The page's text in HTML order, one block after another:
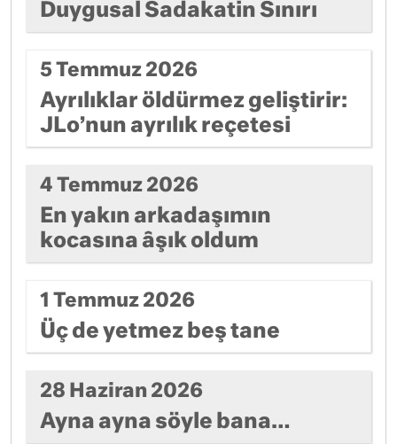
Duygusal Sadakatin Sınırı
5 Temmuz 2026
Ayrılıklar öldürmez geliştirir:
JLo’nun ayrılık reçetesi
4 Temmuz 2026
En yakın arkadaşımın
kocasına âşık oldum
1 Temmuz 2026
Üç de yetmez beş tane
28 Haziran 2026
Ayna ayna söyle bana…